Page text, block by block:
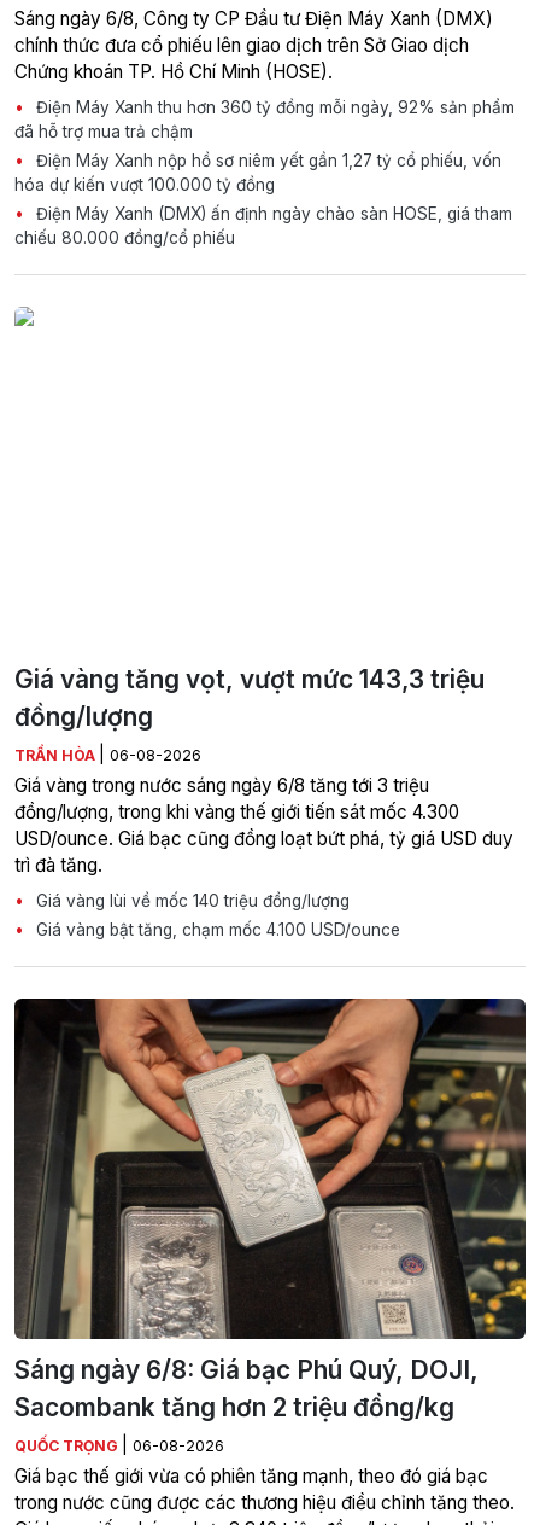
Sáng ngày 6/8, Công ty CP Đầu tư Điện Máy Xanh (DMX)
chính thức đưa cổ phiếu lên giao dịch trên Sở Giao dịch
Chứng khoán TP. Hồ Chí Minh (HOSE).
Điện Máy Xanh thu hơn 360 tỷ đồng mỗi ngày, 92% sản phẩm
đã hỗ trợ mua trả chậm
Điện Máy Xanh nộp hồ sơ niêm yết gần 1,27 tỷ cổ phiếu, vốn
hóa dự kiến vượt 100.000 tỷ đồng
Điện Máy Xanh (DMX) ấn định ngày chào sàn HOSE, giá tham
chiếu 80.000 đồng/cổ phiếu
Giá vàng tăng vọt, vượt mức 143,3 triệu
đồng/lượng
TRẦN HÒA 06-08-2026
Giá vàng trong nước sáng ngày 6/8 tăng tới 3 triệu
đồng/lượng, trong khi vàng thế giới tiến sát mốc 4.300
USD/ounce. Giá bạc cũng đồng loạt bứt phá, tỷ giá USD duy
trì đà tăng.
Giá vàng lùi về mốc 140 triệu đồng/lượng
Giá vàng bật tăng, chạm mốc 4.100 USD/ounce
Sáng ngày 6/8: Giá bạc Phú Quý, DOJI,
Sacombank tăng hơn 2 triệu đồng/kg
QUỐC TRỌNG 06-08-2026
Giá bạc thế giới vừa có phiên tăng mạnh, theo đó giá bạc
trong nước cũng được các thương hiệu điều chỉnh tăng theo.